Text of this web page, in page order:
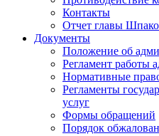
Контакты
Отчет главы
Документы
Положение об
Регламент работы
Нормативные
Регламенты
услуг
Формы обращений
Порядок